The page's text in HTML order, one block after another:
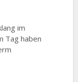
im
Tag haben